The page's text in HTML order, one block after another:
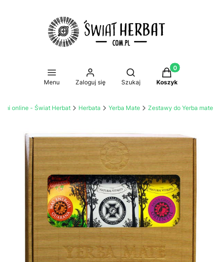
Menu Zaloguj się
Otwórz wyszukiwarkę
Szukaj
Produkty w
Koszyk
online - Świat Herbat Herbata Yerba Mate Zestawy do Yerba mate